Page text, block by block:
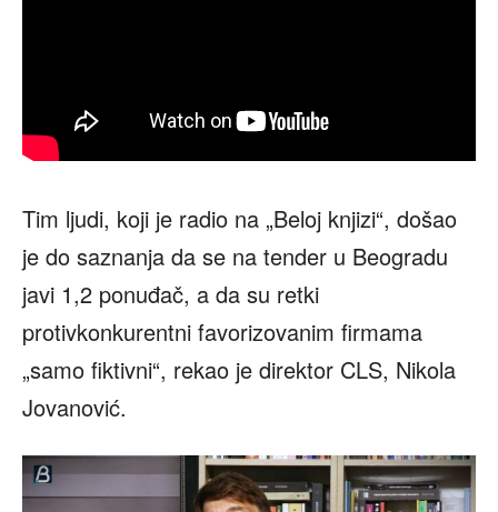
Tim ljudi, koji je radio na „Beloj knjizi“, došao
je do saznanja da se na tender u Beogradu
javi 1,2 ponuđač, a da su retki
protivkonkurentni favorizovanim firmama
„samo fiktivni“, rekao je direktor CLS, Nikola
Jovanović.